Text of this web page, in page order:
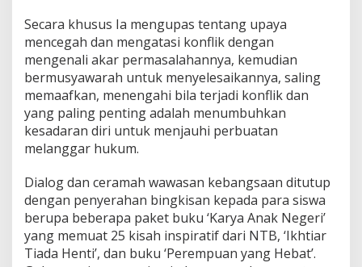
Secara khusus Ia mengupas tentang upaya
mencegah dan mengatasi konflik dengan
mengenali akar permasalahannya, kemudian
bermusyawarah untuk menyelesaikannya, saling
memaafkan, menengahi bila terjadi konflik dan
yang paling penting adalah menumbuhkan
kesadaran diri untuk menjauhi perbuatan
melanggar hukum.
Dialog dan ceramah wawasan kebangsaan ditutup
dengan penyerahan bingkisan kepada para siswa
berupa beberapa paket buku ‘Karya Anak Negeri’
yang memuat 25 kisah inspiratif dari NTB, ‘Ikhtiar
Tiada Henti’, dan buku ‘Perempuan yang Hebat’.